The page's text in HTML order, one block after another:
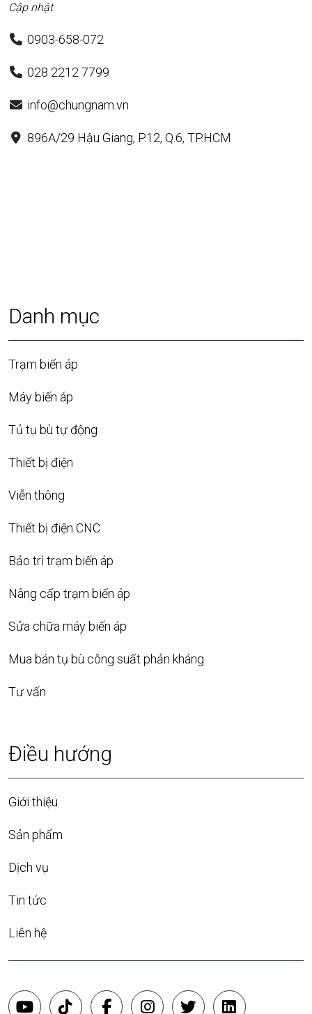
Cập nhật
0903-658-072
028 2212 7799
info@chungnam.vn
896A/29 Hậu Giang, P.12, Q.6, TP.HCM
Danh mục
Trạm biến áp
Máy biến áp
Tủ tụ bù tự động
Thiết bị điện
Viễn thông
Thiết bị điện CNC
Bảo trì trạm biến áp
Nâng cấp trạm biến áp
Sửa chữa máy biến áp
Mua bán tụ bù công suất phản kháng
Tư vấn
Điều hướng
Giới thiệu
Sản phẩm
Dịch vụ
Tin tức
Liên hệ